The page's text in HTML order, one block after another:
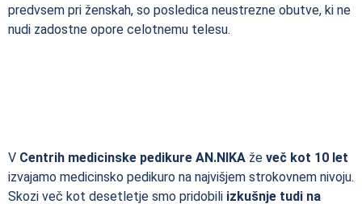
predvsem pri ženskah, so posledica neustrezne obutve, ki ne
nudi zadostne opore celotnemu telesu.
V Centrih medicinske pedikure AN.NIKA že več kot 10 let
izvajamo medicinsko pedikuro na najvišjem strokovnem nivoju.
Skozi več kot desetletje smo pridobili izkušnje tudi na